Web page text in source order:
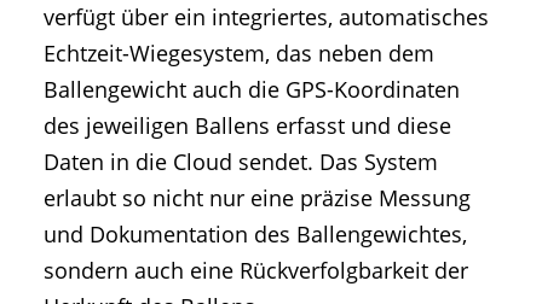
verfügt über ein integriertes, automatisches
Echtzeit-Wiegesystem, das neben dem
Ballengewicht auch die GPS-Koordinaten
des jeweiligen Ballens erfasst und diese
Daten in die Cloud sendet. Das System
erlaubt so nicht nur eine präzise Messung
und Dokumentation des Ballengewichtes,
sondern auch eine Rückverfolgbarkeit der